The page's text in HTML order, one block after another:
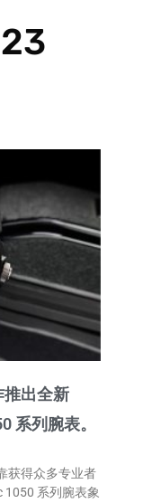
推出全新
系列腕表。
获得众多专业者
1050 系列腕表象